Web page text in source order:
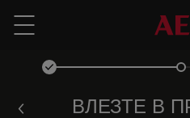
Menu
ВЛЕЗТЕ В